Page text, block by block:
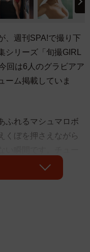
、週刊SPA!で撮り下
リーズ「旬撮GIRL
回は6人のグラビアア
ーム掲載していま
ふれるマシュマロボ
くぼを押さえながら
強コンボで撮られた
トに胸がドキドキ。